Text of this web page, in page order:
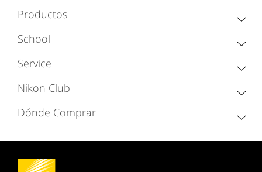
Productos
School
Service
Nikon Club
Dónde Comprar